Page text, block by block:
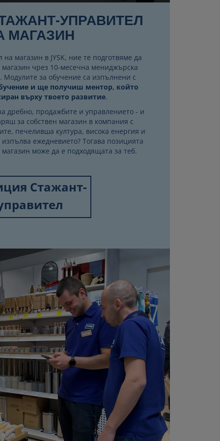
УПРАВИТЕЛ
МАГАЗИН
магазин в JYSK, ние те подготвяме да
магазин чрез 10-месечна мениджърска
Модулите за обучение са изпълнени с
и ще получиш ментор, който
върху твоето развитие.
дребно, продажбите и управлението - и
за собствен магазин в компания с
печеливша култура, висока енергия и
ежедневието? Тогава позицията
може да е подходящата за теб.
Стажант-